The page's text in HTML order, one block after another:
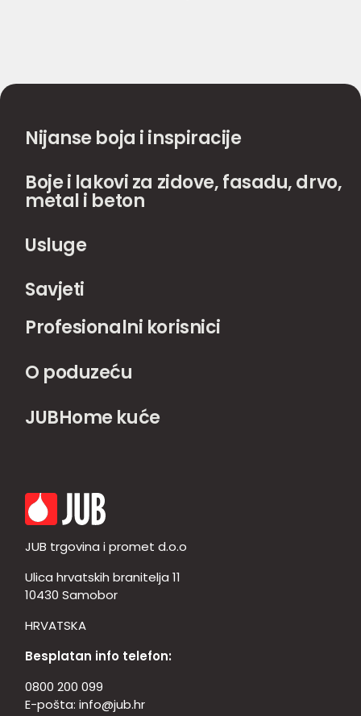
Nijanse boja i inspiracije
Boje i lakovi za zidove, fasadu, drvo,
metal i beton
Usluge
Savjeti
Profesionalni korisnici
O poduzeću
JUBHome kuće
JUB trgovina i promet d.o.o
Ulica hrvatskih branitelja 11
10430 Samobor
HRVATSKA
Besplatan info telefon:
0800 200 099
E-pošta: info@jub.hr